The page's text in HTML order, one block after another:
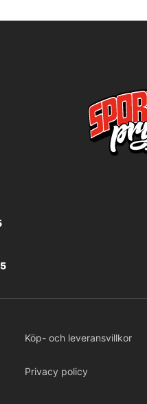
5
Köp- och leveransvillkor
Privacy policy